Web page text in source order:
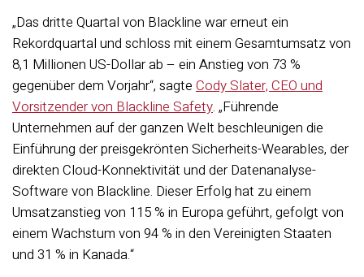
„Das dritte Quartal von Blackline war erneut ein
Rekordquartal und schloss mit einem Gesamtumsatz von
8,1 Millionen US-Dollar ab – ein Anstieg von 73 %
gegenüber dem Vorjahr“, sagte Cody Slater, CEO und
Vorsitzender von Blackline Safety. „Führende
Unternehmen auf der ganzen Welt beschleunigen die
Einführung der preisgekrönten Sicherheits-Wearables, der
direkten Cloud-Konnektivität und der Datenanalyse-
Software von Blackline. Dieser Erfolg hat zu einem
Umsatzanstieg von 115 % in Europa geführt, gefolgt von
einem Wachstum von 94 % in den Vereinigten Staaten
und 31 % in Kanada.“